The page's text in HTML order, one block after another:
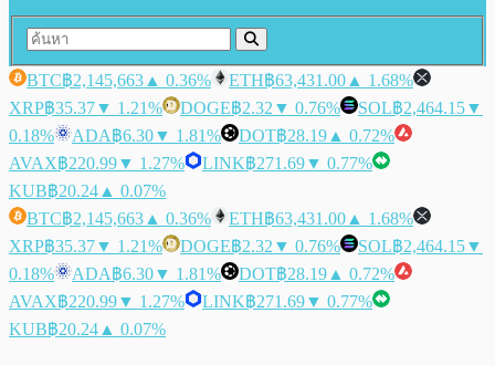
BTC฿2,145,663 ▲ 0.36% ETH฿63,431.00 ▲ 1.68%
XRP฿35.37▼ 1.21% DOGE฿2.32 ▼ 0.76% SOL฿2,464.15▼
0.18%
ADA฿6.30▼ 1.81% DOT฿28.19 ▲ 0.72%
AVAX฿220.99▼ 1.27% LINK฿271.69▼ 0.77%
KUB฿20.24 ▲ 0.07%
BTC฿2,145,663 ▲ 0.36% ETH฿63,431.00 ▲ 1.68%
XRP฿35.37▼ 1.21% DOGE฿2.32 ▼ 0.76% SOL฿2,464.15▼
0.18%
ADA฿6.30▼ 1.81% DOT฿28.19 ▲ 0.72%
AVAX฿220.99▼ 1.27% LINK฿271.69▼ 0.77%
KUB฿20.24 ▲ 0.07%